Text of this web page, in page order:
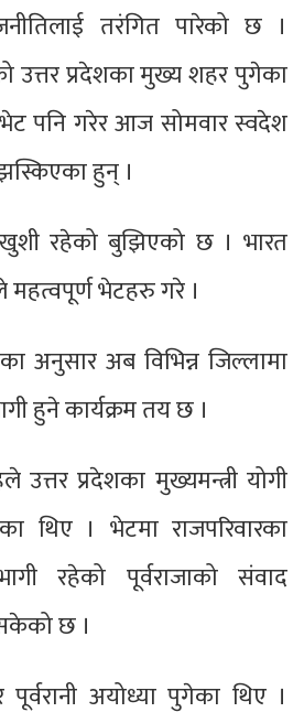
तरंगित पारेको छ ।
उत्तर प्रदेशका मुख्य शहर पुगेका
भेट पनि गरेर आज सोमवार स्वदेश
हुन् ।
खुशी रहेको बुझिएको छ । भारत
भेटहरु गरे ।
अनुसार अब विभिन्न जिल्लामा
हुने कार्यक्रम तय छ ।
उत्तर प्रदेशका मुख्यमन्त्री योगी
थिए । भेटमा राजपरिवारका
रहेको पूर्वराजाको संवाद
छ ।
अयोध्या पुगेका थिए ।